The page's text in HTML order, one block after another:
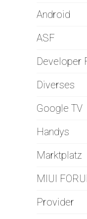
Android
ASF
Developer
Diverses
Google TV
Handys
Marktplatz
MIUI
Provider